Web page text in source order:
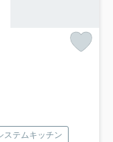
ステムキッチン